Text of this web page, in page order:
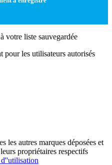
votre liste sauvegardée
pour les utilisateurs autorisés
autres marques déposées et
propriétaires respectifs